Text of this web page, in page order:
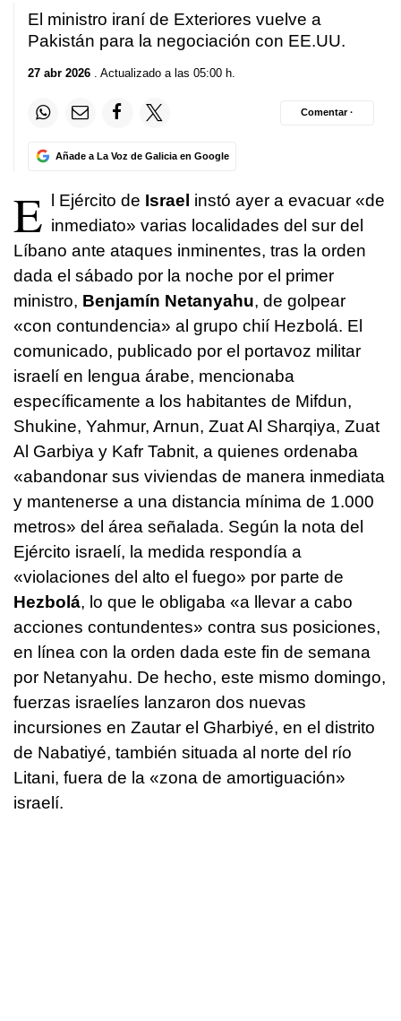
El ministro iraní de Exteriores vuelve a
Pakistán para la negociación con EE.UU.
27 abr 2026 . Actualizado a las 05:00 h.
Añade a La Voz de Galicia en Google
Comentar ·
E l Ejército de Israel instó ayer a evacuar «de
inmediato» varias localidades del sur del
Líbano ante ataques inminentes, tras la orden
dada el sábado por la noche por el primer
ministro, Benjamín Netanyahu, de golpear
«con contundencia» al grupo chií Hezbolá. El
comunicado, publicado por el portavoz militar
israelí en lengua árabe, mencionaba
específicamente a los habitantes de Mifdun,
Shukine, Yahmur, Arnun, Zuat Al Sharqiya, Zuat
Al Garbiya y Kafr Tabnit, a quienes ordenaba
«abandonar sus viviendas de manera inmediata
y mantenerse a una distancia mínima de 1.000
metros» del área señalada. Según la nota del
Ejército israelí, la medida respondía a
«violaciones del alto el fuego» por parte de
Hezbolá, lo que le obligaba «a llevar a cabo
acciones contundentes» contra sus posiciones,
en línea con la orden dada este fin de semana
por Netanyahu. De hecho, este mismo domingo,
fuerzas israelíes lanzaron dos nuevas
incursiones en Zautar el Gharbiyé, en el distrito
de Nabatiyé, también situada al norte del río
Litani, fuera de la «zona de amortiguación»
israelí.